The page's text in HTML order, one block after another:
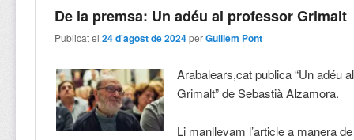
De la premsa: Un adéu al professor Grimalt
Publicat el24 d'agost de 2024 perGuillem Pont
Arabalears,cat publica “Un adéu
Grimalt” de Sebastià Alzamora.
Li manllevam l’article a manera